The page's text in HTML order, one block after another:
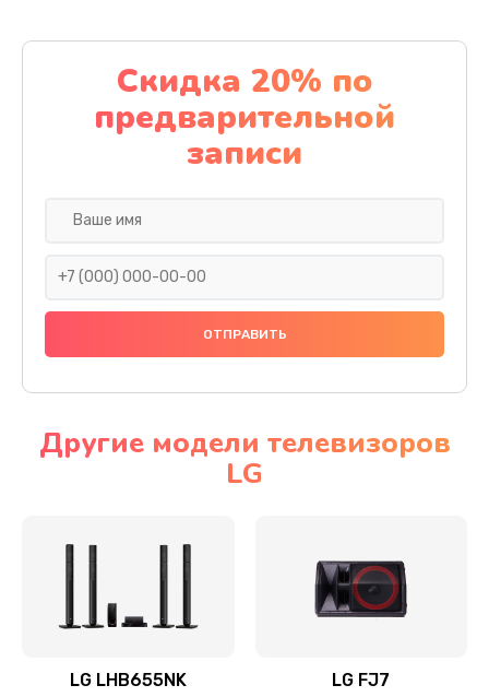
Заказать
Замена дисплея (экрана)
2000 руб.
Заказать
Ремонт платы электроники
Прошивка
Ремонт механики привода
Ремонт / замена кнопок, клавиш, индикаторов,
Скидка 20% по
предварительной
записи
Другие модели телевизоров
LG
LG LHB655NK LG FJ7